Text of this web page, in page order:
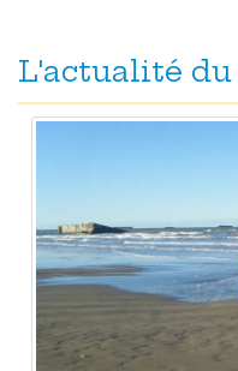
L'actualité